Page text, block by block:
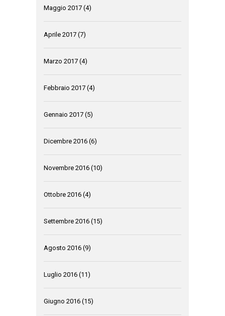
Maggio 2017 (4)
Aprile 2017 (7)
Marzo 2017 (4)
Febbraio 2017 (4)
Gennaio 2017 (5)
Dicembre 2016 (6)
Novembre 2016 (10)
Ottobre 2016 (4)
Settembre 2016 (15)
Agosto 2016 (9)
Luglio 2016 (11)
Giugno 2016 (15)